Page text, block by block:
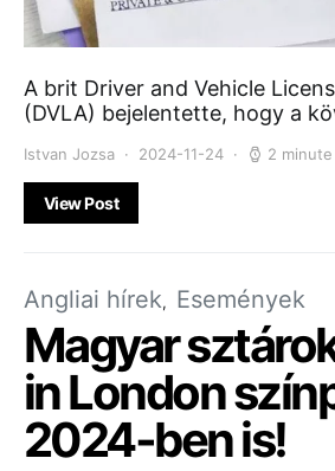
A brit Driver and Vehicle
(DVLA) bejelentette, hogy a
Istvan Jozsa 2024-11-24 2
View Post
Angliai hírek Események
Magyar
in London
2024-ben is!